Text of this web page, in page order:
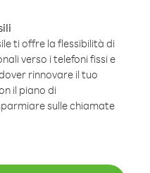
ti offre la flessibilità di
verso i telefoni fissi e
rinnovare il tuo
il piano di
sulle chiamate